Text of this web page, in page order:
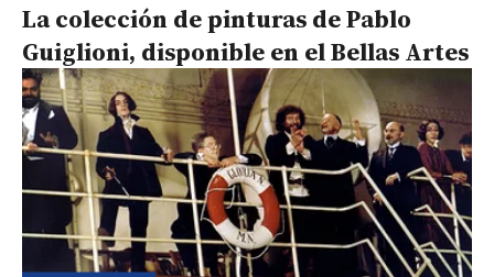
La colección de pinturas de Pablo
Guiglioni, disponible en el Bellas Artes